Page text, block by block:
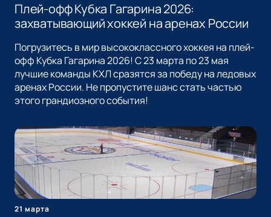
Плей-офф Кубка Гагарина 2026:
захватывающий хоккей на аренах России
Погрузитесь в мир высококлассного хоккея на плей-
офф Кубка Гагарина 2026! С 23 марта по 23 мая
лучшие команды КХЛ сразятся за победу на ледовых
аренах России. Не пропустите шанс стать частью
этого грандиозного события!
21 марта